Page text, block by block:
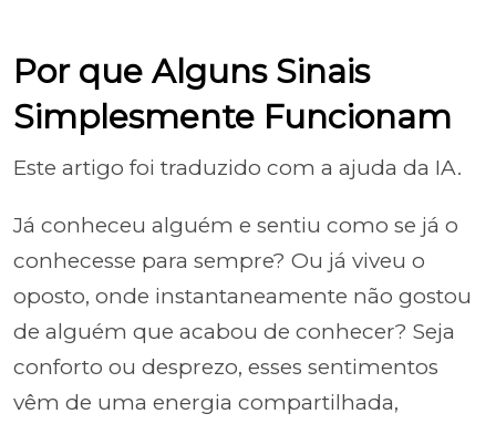
Por que Alguns Sinais
Simplesmente Funcionam
Este artigo foi traduzido com a ajuda da IA.
Já conheceu alguém e sentiu como se já o
conhecesse para sempre? Ou já viveu o
oposto, onde instantaneamente não gostou
de alguém que acabou de conhecer? Seja
conforto ou desprezo, esses sentimentos
vêm de uma energia compartilhada,